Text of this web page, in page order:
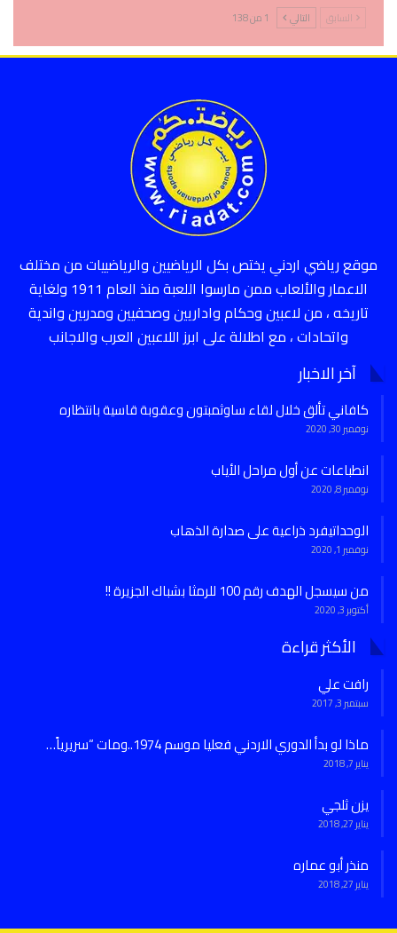
السابق التالي 1 من 138
موقع رياضي اردني يختص بكل الرياضيين والرياضييات من مختلف
الاعمار والألعاب ممن مارسوا اللعبة منذ العام 1911 ولغاية
تاريخه ، من لاعبين وحكام واداريين وصحفيين ومدربين واندية
واتحادات ، مع اطلالة على ابرز اللاعبين العرب والاجانب
آخر الاخبار
كافاني تألق خلال لقاء ساوثمبتون وعقوبة قاسية بانتظاره
نوفمبر 30, 2020
انطباعات عن أول مراحل الأياب
نوفمبر 8, 2020
الوحداتيفرد ذراعية على صدارة الذهاب
نوفمبر 1, 2020
من سيسجل الهدف رقم 100 للرمثا بشباك الجزيرة !!
أكتوبر 3, 2020
الأكثر قراءة
رافت علي
سبتمبر 3, 2017
ماذا لو بدأ الدوري الاردني فعليا موسم 1974..ومات “سريرياً…
يناير 7, 2018
يزن ثلجي
يناير 27, 2018
منذر أبو عماره
يناير 27, 2018